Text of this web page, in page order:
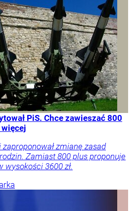
PiS. Chce zawieszać 800
zmianę zasad
Zamiast 800 plus proponuje
3600 zł.